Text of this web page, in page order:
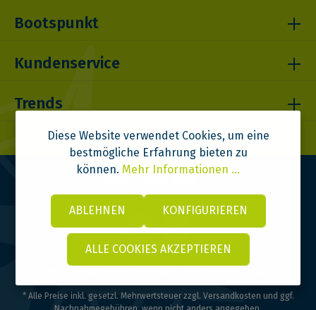
Bootspunkt
Kundenservice
Trends
* Alle Preise inkl. gesetzl. Mehrwertsteuer zzgl. Versandkosten und ggf.
Diese Website verwendet Cookies, um eine
bestmögliche Erfahrung bieten zu
können. Mehr Informationen ...
ABLEHNEN KONFIGURIEREN
ALLE COOKIES AKZEPTIEREN